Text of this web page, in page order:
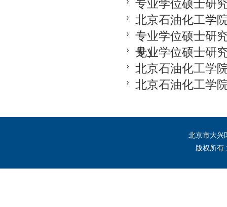
专业学位硕士研
北京石油化工学
专业学位硕士研
见）
专业学位硕士研
北京石油化工学
北京石油化工学
北京市大兴
版权所有